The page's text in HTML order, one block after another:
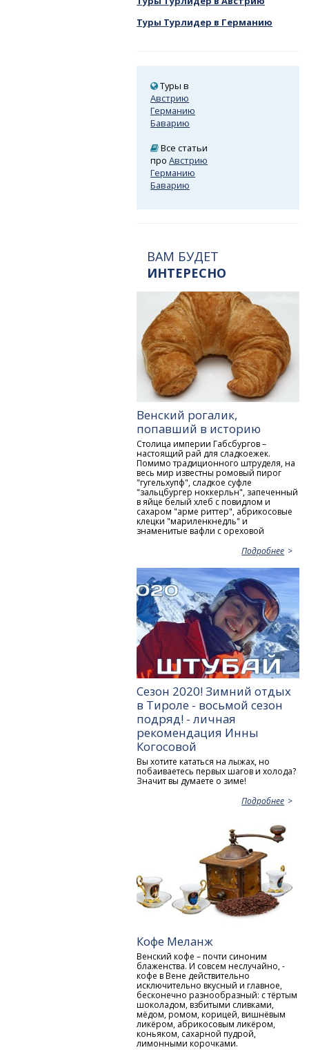
Туры Турлидер в Германию
Туры в
Австрию
Германию
Баварию
Все статьи
проАвстрию
Германию
Баварию
ВАМ БУДЕТ
ИНТЕРЕСНО
Венский рогалик,
попавший в историю
Столица империи Габсбургов –
настоящий рай для сладкоежек.
Помимо традиционного штруделя, на
весь мир известны ромовый пирог
"гугельхупф", сладкое суфле
"зальцбургер ноккерльн", запеченный
в яйце белый хлеб с повидлом и
сахаром "арме риттер", абрикосовые
клецки "мариленкнедль" и
знаменитые вафли с ореховой
Подробнее
Сезон 2020! Зимний отдых
в Тироле - восьмой сезон
подряд! - личная
рекомендация Инны
Когосовой
Вы хотите кататься на лыжах, но
побаиваетесь первых шагов и холода?
Значит вы думаете о зиме!
Подробнее
Кофе Меланж
Венский кофе – почти синоним
блаженства. И совсем неслучайно, -
кофе в Вене действительно
исключительно вкусный и главное,
бесконечно разнообразный: с тёртым
шоколадом, взбитыми сливками,
мёдом, ромом, корицей, вишнёвым
ликёром, абрикосовым ликёром,
коньяком, сахарной пудрой,
лимонными корочками.